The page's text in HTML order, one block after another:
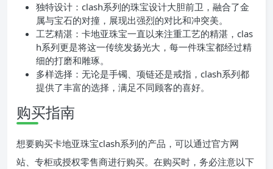
独特设计：clash系列的珠宝设计大胆前卫，融合了金
属与宝石的对撞，展现出强烈的对比和冲突美。
工艺精湛：卡地亚珠宝一直以来注重工艺的精湛，clas
h系列更是将这一传统发扬光大，每一件珠宝都经过精
细的打磨和雕琢。
多样选择：无论是手镯、项链还是戒指，clash系列都
提供了丰富的选择，满足不同顾客的喜好。
购买指南
想要购买卡地亚珠宝clash系列的产品，可以通过官方网
站、专柜或授权零售商进行购买。在购买时，务必注意以下